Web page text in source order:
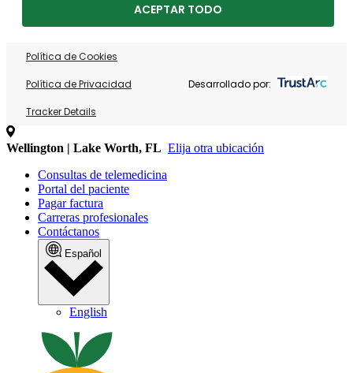
ACEPTAR TODO
Política de Cookies
Política de Privacidad
Tracker Details
Desarrollado por:
Wellington | Lake Worth, FL Elija otra ubicación
Consultas de telemedicina
Portal del paciente
Pagar factura
Carreras profesionales
Contáctanos
Español
English